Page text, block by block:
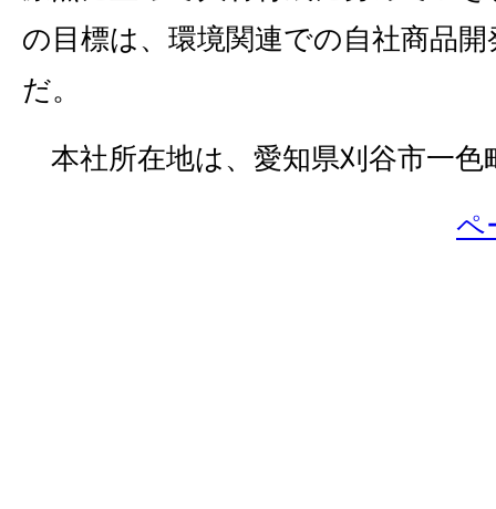
の目標は、環境関連での自社商品
だ。
本社所在地は、愛知県刈谷市一色
ペ